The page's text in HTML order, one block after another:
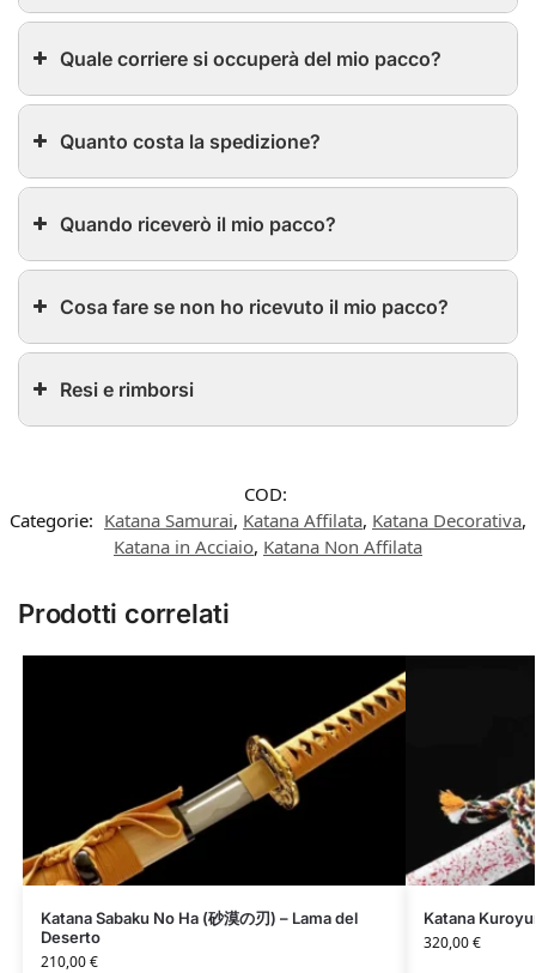
Quale corriere si occuperà del mio pacco?
Quanto costa la spedizione?
Quando riceverò il mio pacco?
Cosa fare se non ho ricevuto il mio pacco?
Resi e rimborsi
COD:
Categorie: Katana Samurai, Katana Affilata, Katana Decorativa,
Katana in Acciaio, Katana Non Affilata
Prodotti correlati
Katana Sabaku No Ha (砂漠の刃) – Lama del
Deserto
210,00€
Katana
320,00€